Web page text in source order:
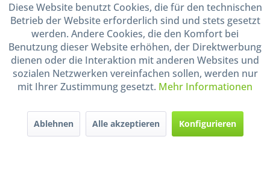
Shop Service
Informationen
Handel mit BIO-Weinen
durch DE-ÖKO-009
Diese Website benutzt Cookies, die für den technischen
Betrieb der Website erforderlich sind und stets gesetzt
werden. Andere Cookies, die den Komfort bei
Benutzung dieser Website erhöhen, der Direktwerbung
dienen oder die Interaktion mit anderen Websites und
sozialen Netzwerken vereinfachen sollen, werden nur
mit Ihrer Zustimmung gesetzt. Mehr Informationen
Ablehnen Alle akzeptieren Konfigurieren